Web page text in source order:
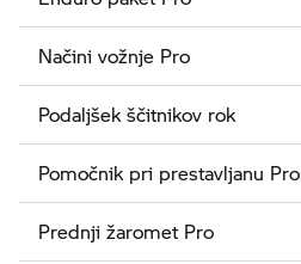
Načini vožnje Pro
Podaljšek ščitnikov rok
Pomočnik pri prestavljanu Pro
Prednji žaromet Pro